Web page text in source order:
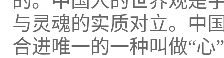
与灵魂的实质对立。中
合进唯一的一种叫做“